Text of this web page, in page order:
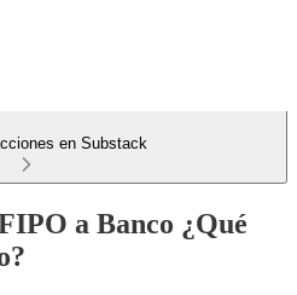
en Substack
a Banco ¿Qué